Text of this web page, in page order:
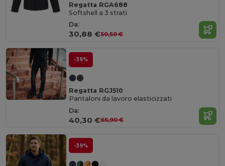
Regatta RGA688
Softshell a 3 strati
Da:
30,88 €50,50 €
-39%
Regatta RGJ510
Pantaloni da lavoro elasticizzati
Da:
40,30 €65,90 €
-39%